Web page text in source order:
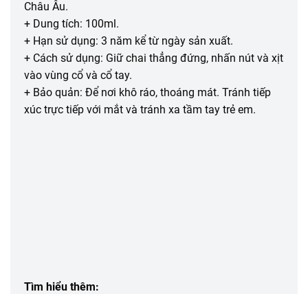
Châu Âu.
+ Dung tích: 100ml.
+ Hạn sử dụng: 3 năm kể từ ngày sản xuất.
+ Cách sử dụng: Giữ chai thẳng đứng, nhấn nút và xịt
vào vùng cổ và cổ tay.
+ Bảo quản: Để nơi khô ráo, thoáng mát. Tránh tiếp
xúc trực tiếp với mắt và tránh xa tầm tay trẻ em.
Tìm hiểu thêm: